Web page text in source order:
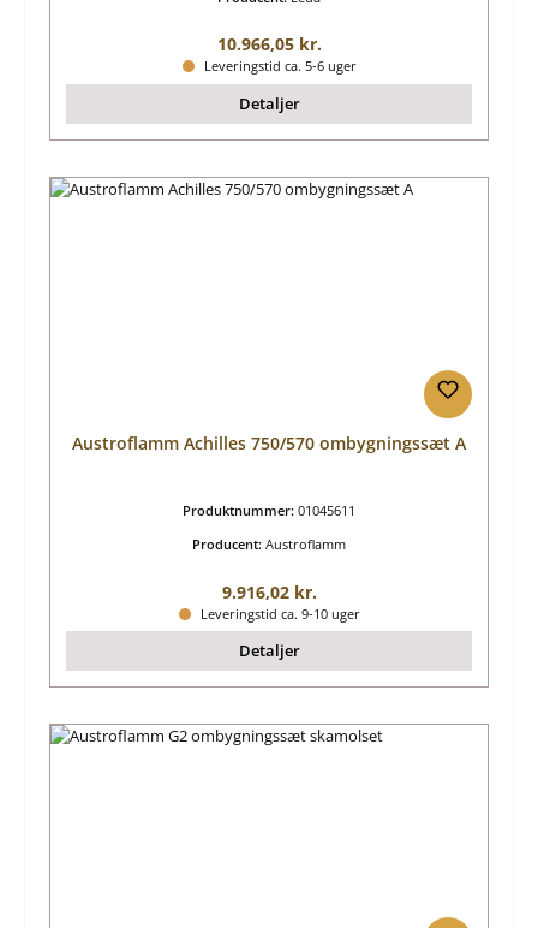
Almindelig pris:
10.966,05 kr.
Leveringstid ca. 5-6 uger
Detaljer
Austroflamm Achilles 750/570 ombygningssæt A
Produktnummer: 01045611
Producent: Austroflamm
Almindelig pris:
9.916,02 kr.
Leveringstid ca. 9-10 uger
Detaljer